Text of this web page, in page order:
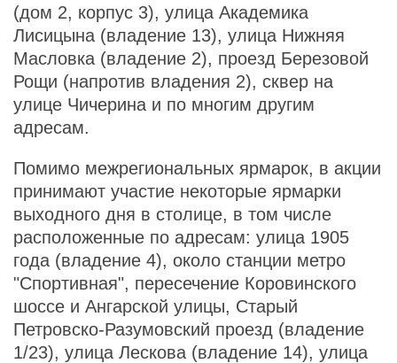
(дом 2, корпус 3), улица Академика
Лисицына (владение 13), улица Нижняя
Масловка (владение 2), проезд Березовой
Рощи (напротив владения 2), сквер на
улице Чичерина и по многим другим
адресам.
Помимо межрегиональных ярмарок, в акции
принимают участие некоторые ярмарки
выходного дня в столице, в том числе
расположенные по адресам: улица 1905
года (владение 4), около станции метро
"Спортивная", пересечение Коровинского
шоссе и Ангарской улицы, Старый
Петровско-Разумовский проезд (владение
1/23), улица Лескова (владение 14), улица